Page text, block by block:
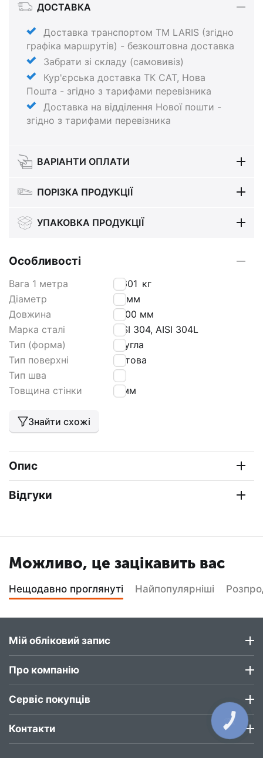
ДОСТАВКА
Доставка транспортом ТМ LARIS (згідно
графіка маршрутів) - безкоштовна доставка
Забрати зі складу (самовивіз)
Кур'єрська доставка ТК САТ, Нова
Пошта - згідно з тарифами перевізника
Доставка на відділення Нової пошти -
згідно з тарифами перевізника
ВАРІАНТИ ОПЛАТИ
ПОРІЗКА ПРОДУКЦІЇ
УПАКОВКА ПРОДУКЦІЇ
Особливості
Вага 1 метра 0,601 кг
Діаметр
14 мм
Довжина
6000 мм
Марка сталі
AISI 304, AISI 304L
Тип (форма)
кругла
Тип поверхні
матова
Тип шва
tig
Товщина стінки
2 мм
Знайти схожі
Опис
Відгуки
Можливо, це зацікавить вас
Нещодавно проглянуті Найпопулярніші
Мій обліковий запис
Про компанію
Сервіс покупців
Контакти
КНОПКА
ЗВ'ЯЗКУ